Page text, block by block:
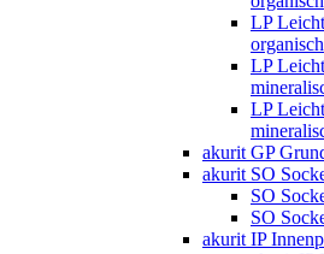
LP
organisch
LP
LP
akurit GP
akurit SO
SO
SO
akurit IP